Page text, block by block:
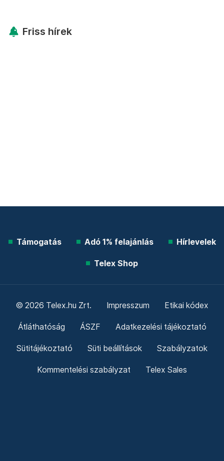
Friss hírek
Támogatás Adó 1% felajánlás Hírlevelek
Telex Shop
© 2026 Telex.hu Zrt. Impresszum Etikai kódex
Átláthatóság ÁSZF Adatkezelési tájékoztató
Sütitájékoztató Süti beállítások Szabályzatok
Kommentelési szabályzat Telex Sales